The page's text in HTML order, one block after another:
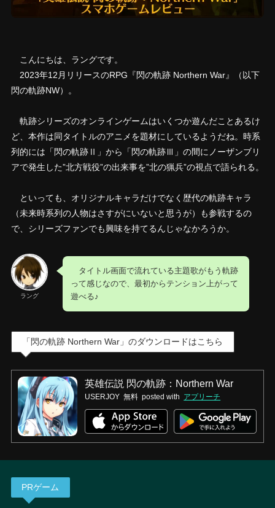
こんにちは、ラングです。
2023年12月リリースのRPG『閃の軌跡 Northern War』（以下
閃の軌跡NW）。
軌跡シリーズのオンラインゲームはいくつか遊んだことあるけ
ど、本作は同タイトルのアニメを題材にしているようだね。時系
列的には「閃の軌跡Ⅱ」から「閃の軌跡Ⅲ」の間にノーザンブリ
アで発生した”北方戦役”の出来事を”北の猟兵”の視点で語られる。
といっても、オリジナルキャラだけでなく歴代の軌跡キャラ
（未来時系列の人物はさすがにいないと思うが）も参戦するの
で、シリーズファンでも興味を持てるんじゃなかろうか。
ラング
タイトル画面で流れている主題歌がもう軌跡
って感じなので、最初からテンション上がって
遊べる♪
「閃の軌跡 Northern War」のダウンロードはこちら
英雄伝説 閃の軌跡：Northern War
USERJOY 無料 posted with アプリーチ
PRゲーム